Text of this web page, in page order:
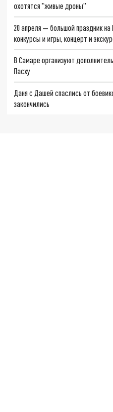
охотятся "живые дроны"
20 апреля — большой праздник на
конкурсы и игры, концерт и
В Самаре организуют
Пасху
Даня с Дашей спаслись от
закончились